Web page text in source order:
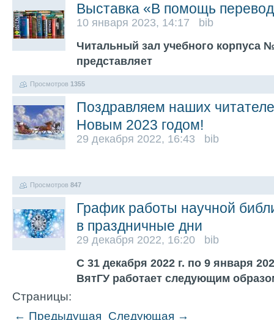
Выставка «В помощь
10 января 2023, 14:17 bib
Читальный зал учебного корпуса
представляет
Просмотров 1355
Поздравляем наших
Новым 2023 годом!
29 декабря 2022, 16:43 bib
Просмотров 847
График работы научной
в праздничные дни
29 декабря 2022, 16:20 bib
С 31 декабря 2022 г. по 9 января
ВятГУ работает следующим
Страницы:
← Предыдущая Следующая →